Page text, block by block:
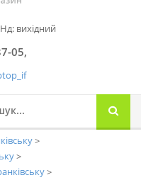
Нд: вихідний
05